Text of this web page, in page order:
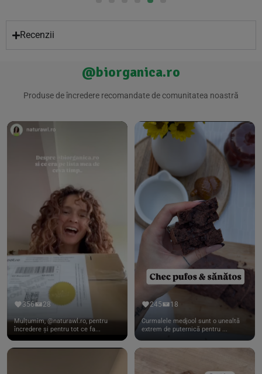
Recenzii
@biorganica.ro
Produse de încredere recomandate de comunitatea noastră
356 28
Mulțumim, @naturawl.ro, pentru
încredere și pentru tot ce fa...
245 18
Curmalele medjool sunt o unealtă
extrem de puternică pentru ...